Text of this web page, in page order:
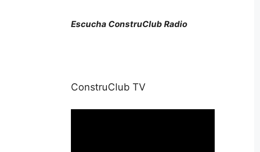
Escucha ConstruClub Radio
ConstruClub TV